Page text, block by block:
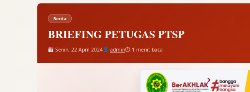
Berita
BRIEFING PETUGAS PTSP
Senin, 22 April 2024 admin⏱ 1 menit baca